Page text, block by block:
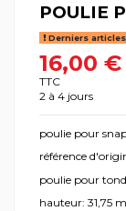
POULIE
Derniers
16,00 €
TTC
2 à 4 jours
poulie pour
référence
poulie pour
hauteur: 31,75